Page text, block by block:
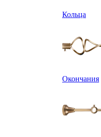
Кольца
Окончания